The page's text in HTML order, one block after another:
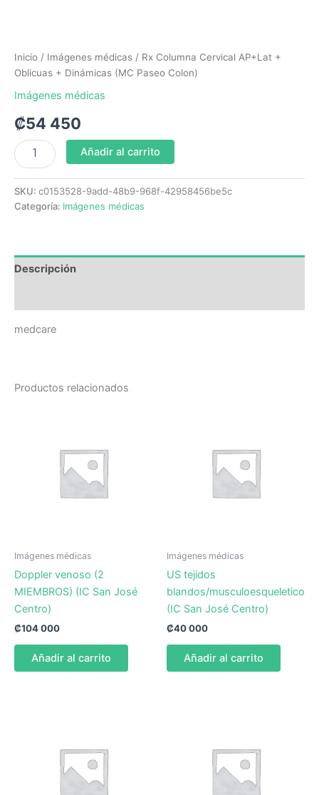
Inicio / Imágenes médicas / Rx Columna Cervical AP+Lat +
Oblicuas + Dinámicas (MC Paseo Colon)
Imágenes médicas
₡54 450
Añadir al carrito
SKU: c0153528-9add-48b9-968f-42958456be5c
Categoría: Imágenes médicas
Descripción
medcare
Productos relacionados
Imágenes médicas
Doppler venoso (2
MIEMBROS) (IC San José
Centro)
₡104 000
Añadir al carrito
Imágenes médicas
US tejidos
blandos/musculoesqueletico
(IC San José Centro)
₡40 000
Añadir al carrito